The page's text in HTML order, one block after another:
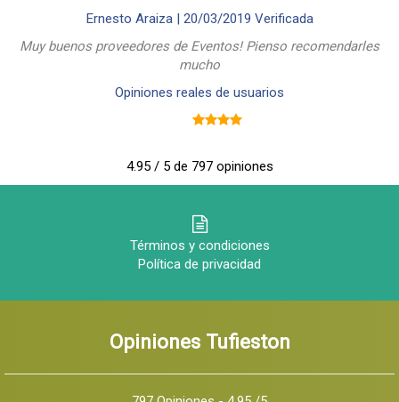
Ernesto Araiza | 20/03/2019 Verificada
Muy buenos proveedores de Eventos! Pienso recomendarles
mucho
Opiniones reales de usuarios
4.95 / 5 de 797 opiniones
Términos y condiciones
Política de privacidad
Opiniones Tufieston